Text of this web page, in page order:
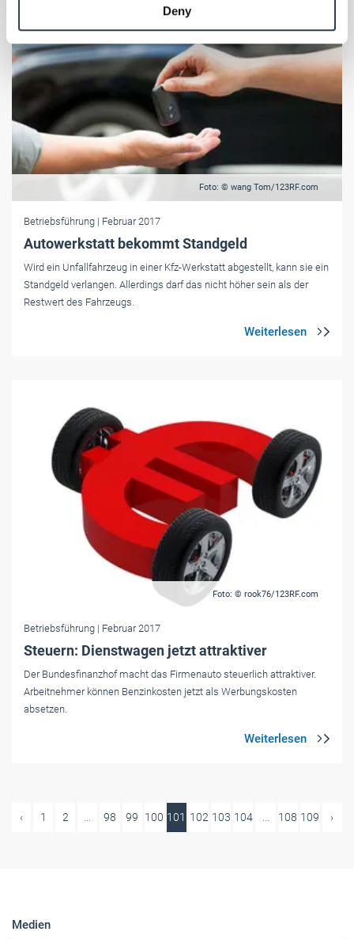
Weitere Informationen:Impressum Datenschutz
Deny
Foto: © wang Tom/123RF.com
Betriebsführung | Februar 2017
Autowerkstatt bekommt Standgeld
Wird ein Unfallfahrzeug in einer Kfz-Werkstatt abgestellt, kann sie ein
Standgeld verlangen. Allerdings darf das nicht höher sein als der
Restwert des Fahrzeugs.
Foto: © rook76/123RF.com
Betriebsführung | Februar 2017
Steuern: Dienstwagen jetzt attraktiver
Der Bundesfinanzhof macht das Firmenauto steuerlich attraktiver.
Arbeitnehmer können Benzinkosten jetzt als Werbungskosten
absetzen.
‹ 1 2 ... 98 99 100 101 102 103 104 ... 108 109 ›
Medien